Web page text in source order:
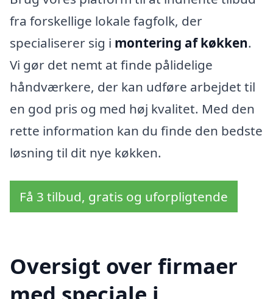
fra forskellige lokale fagfolk, der
specialiserer sig i montering af køkken.
Vi gør det nemt at finde pålidelige
håndværkere, der kan udføre arbejdet til
en god pris og med høj kvalitet. Med den
rette information kan du finde den bedste
løsning til dit nye køkken.
Få 3 tilbud, gratis og uforpligtende
Oversigt over firmaer